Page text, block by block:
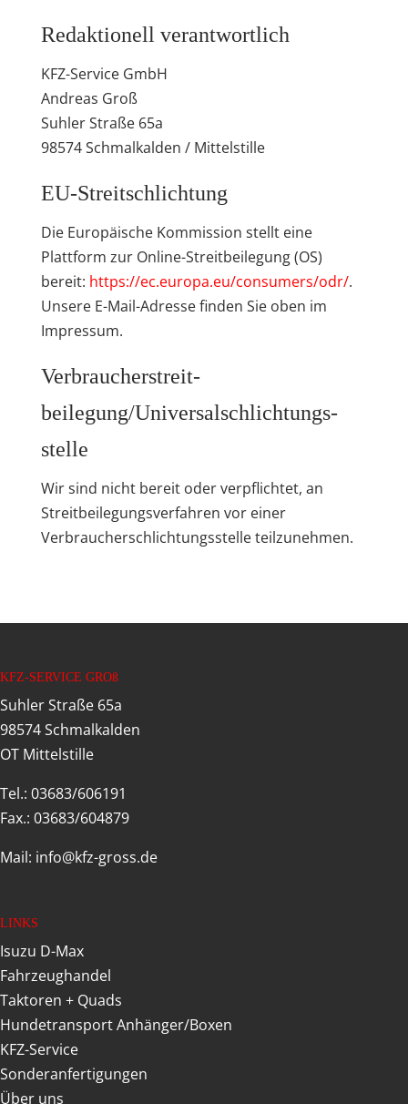
Redaktionell verantwortlich
KFZ-Service GmbH
Andreas Groß
Suhler Straße 65a
98574 Schmalkalden / Mittelstille
EU-Streitschlichtung
Die Europäische Kommission stellt eine
Plattform zur Online-Streitbeilegung (OS)
bereit: https://ec.europa.eu/consumers/odr/.
Unsere E-Mail-Adresse finden Sie oben im
Impressum.
Verbraucher­streit­
beilegung/Universal­schlichtungs­
stelle
Wir sind nicht bereit oder verpflichtet, an
Streitbeilegungsverfahren vor einer
Verbraucherschlichtungsstelle teilzunehmen.
KFZ-SERVICE GROß
Suhler Straße 65a
98574 Schmalkalden
OT Mittelstille
Tel.: 03683/606191
Fax.: 03683/604879
Mail: info@kfz-gross.de
LINKS
Isuzu D-Max
Fahrzeughandel
Taktoren + Quads
Hundetransport Anhänger/Boxen
KFZ-Service
Sonderanfertigungen
Über uns